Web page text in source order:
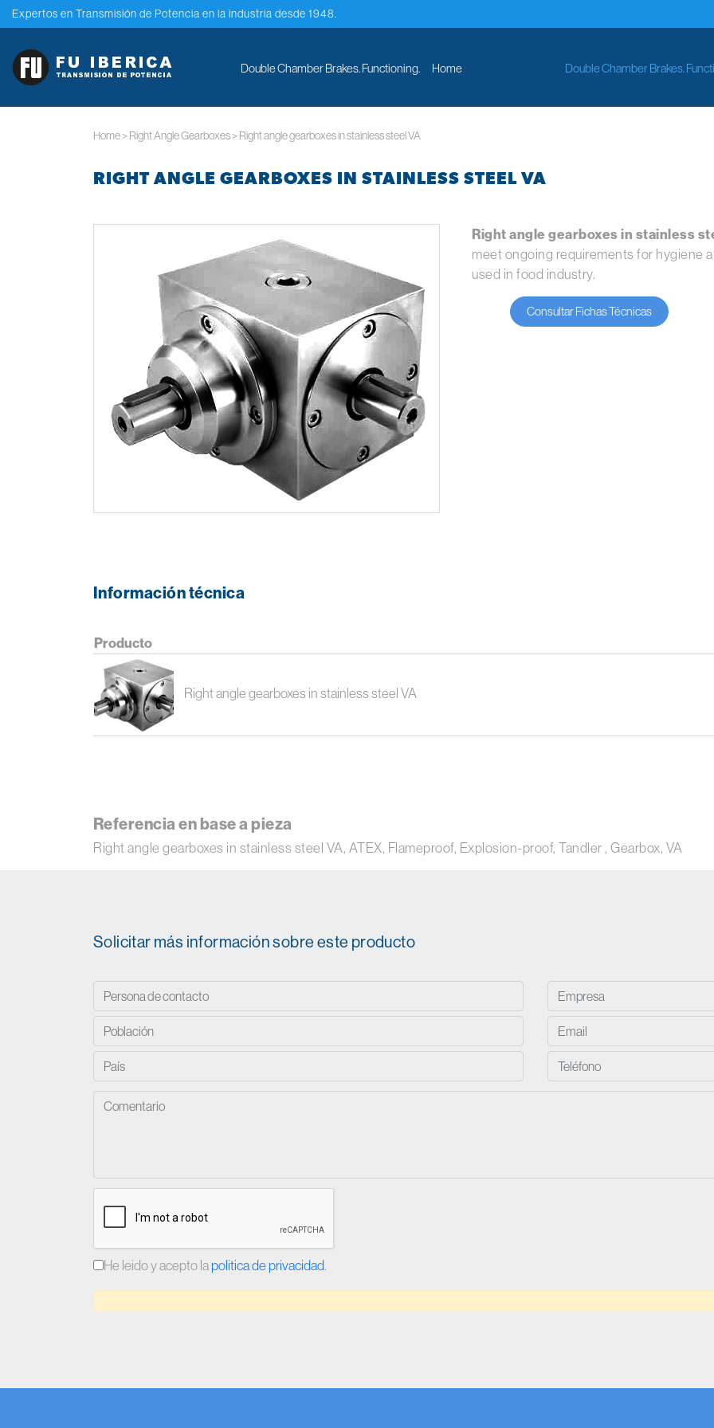
Expertos en Transmisión de Potencia en la industria desde 1948.
Double Chamber Brakes. Functioning. Home Double Chamber Brakes.
Home> Right Angle Gearboxes> Right angle gearboxes in stainless steel VA
RIGHT ANGLE GEARBOXES IN STAINLESS STEEL VA
Right angle gearboxes in stainless
meet ongoing requirements for hygiene
used in food industry.
Consultar Fichas Técnicas
Información técnica
Producto
Right angle gearboxes in stainless steel VA
Referencia en base a pieza
Right angle gearboxes in stainless steel VA, ATEX, Flameproof, Explosion-proof, Tandler , Gearbox, VA
Solicitar más información sobre este producto
He leido y acepto lapolitica de privacidad.